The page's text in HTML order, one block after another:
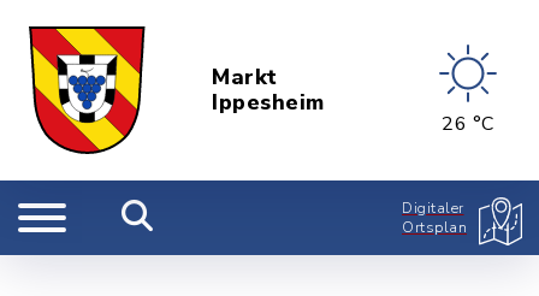
Markt
Ippesheim
26 °C
Digitaler
Ortsplan